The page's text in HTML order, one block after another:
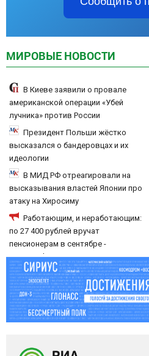
МИРОВЫЕ НОВОСТИ
В Киеве заявили о провале
американской операции «Убей
лучника» против России
Президент Польши жёстко
высказался о бандеровцах и их
идеологии
В МИД РФ отреагировали на
высказывания властей Японии про
атаку на Хиросиму
Работающим, и неработающим:
по 27 400 рублей вручат
пенсионерам в сентябре -
PrimaMedia.ru